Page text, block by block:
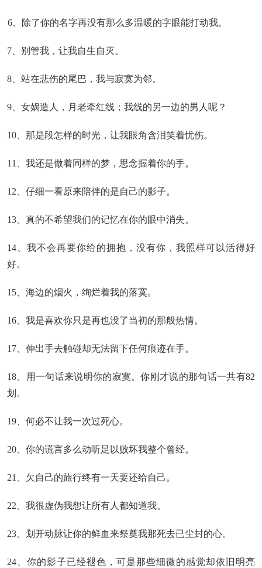
6、除了你的名字再没有那么多温暖的字眼能打动我。
7、别管我，让我自生自灭。
8、站在悲伤的尾巴，我与寂寞为邻。
9、女娲造人，月老牵红线；我线的另一边的男人呢？
10、那是段怎样的时光，让我眼角含泪笑着忧伤。
11、我还是做着同样的梦，思念握着你的手。
12、仔细一看原来陪伴的是自己的影子。
13、真的不希望我们的记忆在你的眼中消失。
14、我不会再要你给的拥抱，没有你，我照样可以活得好
好。
15、海边的烟火，绚烂着我的落寞。
16、我是喜欢你只是再也没了当初的那般热情。
17、伸出手去触碰却无法留下任何痕迹在手。
18、用一句话来说明你的寂寞。你刚才说的那句话一共有82
划。
19、何必不让我一次过死心。
20、你的谎言多么动听足以败坏我整个曾经。
21、欠自己的旅行终有一天要还给自己。
22、我很虚伪我想让所有人都知道我。
23、划开动脉让你的鲜血来祭奠我那死去已尘封的心。
24、你的影子已经褪色，可是那些细微的感觉却依旧明亮